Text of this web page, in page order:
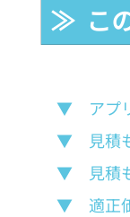
≫  こ
▼　アプ
▼　見積
▼　見積
▼　適正